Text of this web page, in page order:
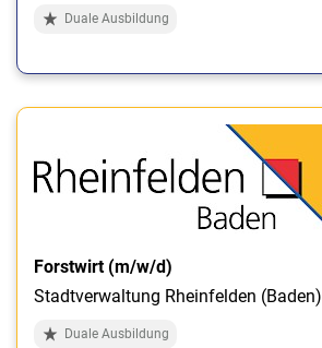
Duale Ausbildung
Forstwirt (m/w/d)
Stadtverwaltung Rheinfelden (Baden)
Duale Ausbildung